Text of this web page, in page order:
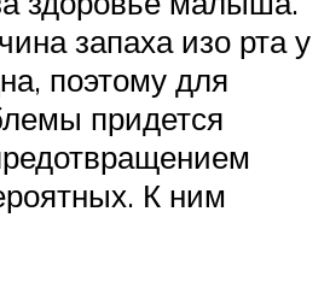
запаха изо рта у
поэтому для
придется
К ним